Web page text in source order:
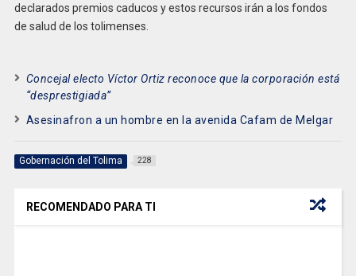
declarados premios caducos y estos recursos irán a los fondos
de salud de los tolimenses.
Concejal electo Víctor Ortiz reconoce que la corporación está
“desprestigiada”
Asesinafron a un hombre en la avenida Cafam de Melgar
Gobernación del Tolima 228
RECOMENDADO PARA TI